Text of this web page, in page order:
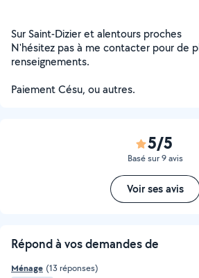
Sur Saint-Dizier et alentours proches
N'hésitez pas à me contacter pour de
renseignements.
Paiement Césu, ou autres.
5/5
Basé sur 9 avis
Voir ses avis
Répond à vos demandes de
Ménage (13 réponses)